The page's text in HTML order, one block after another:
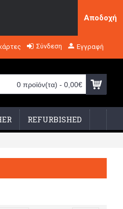
Αποδοχή
Σύνδεση Εγγραφή
0 προϊόν(τα) - 0,00€
REFURBISHED